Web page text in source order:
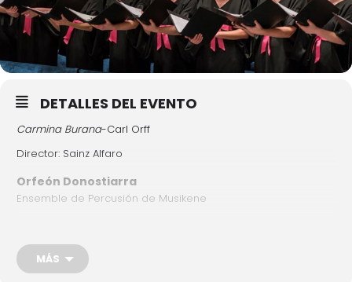
DETALLES DEL EVENTO
Carmina Burana-Carl Orff
Director: Sainz Alfaro
Orfeón Donostiarra
Ensemble de Percusión de Musikene
Tenor: Aitor Garitano
Barítono: Juan Laborería
MÁS